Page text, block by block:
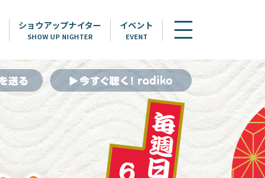
ショウアップナイター
SHOW UP NIGHTER
イベント
EVENT